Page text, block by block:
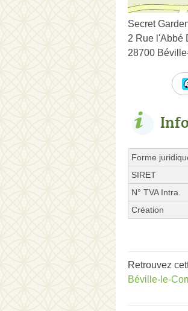
Secret
2 Rue l'Abbé
28700
Forme
SIRET
N° TVA Intra.
Création
Retrouvez
Béville-le-